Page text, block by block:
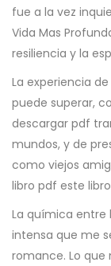
fue a la vez
Vida Mas
resiliencia y la
La experiencia
puede superar,
descargar pdf
mundos, y de
como viejos
libro pdf este
La química entre
intensa que me
romance. Lo que